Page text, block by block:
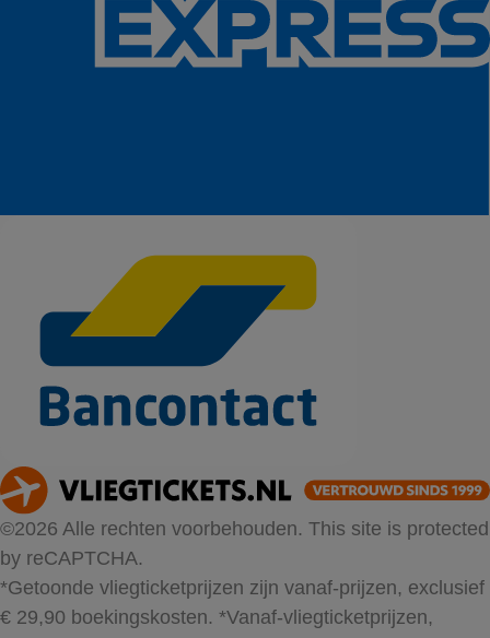
©2026 Alle rechten voorbehouden. This site is protected
by reCAPTCHA.
*Getoonde vliegticketprijzen zijn vanaf-prijzen, exclusief
€ 29,90 boekingskosten. *Vanaf-vliegticketprijzen,